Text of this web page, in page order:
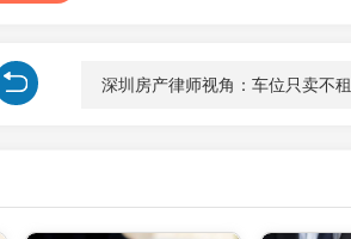
深圳房产律师视角：车位只卖不